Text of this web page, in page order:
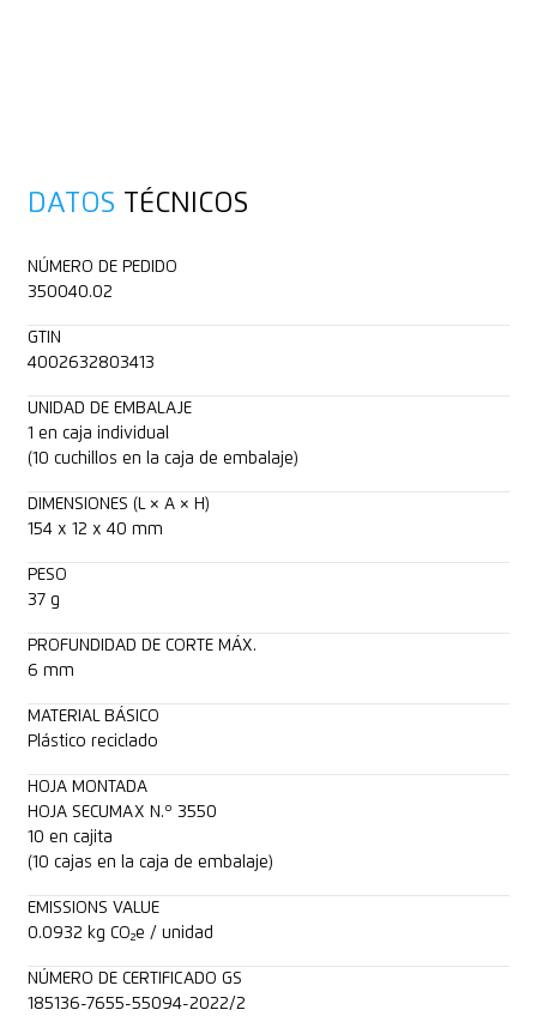
DATOS TÉCNICOS
NÚMERO DE PEDIDO
350040.02
GTIN
4002632803413
UNIDAD DE EMBALAJE
1 en caja individual
(10 cuchillos en la caja de embalaje)
DIMENSIONES (L × A × H)
154 x 12 x 40 mm
PESO
37 g
PROFUNDIDAD DE CORTE MÁX.
6 mm
MATERIAL BÁSICO
Plástico reciclado
HOJA MONTADA
HOJA SECUMAX N.º 3550
10 en cajita
(10 cajas en la caja de embalaje)
EMISSIONS VALUE
0.0932 kg CO₂e / unidad
NÚMERO DE CERTIFICADO GS
185136-7655-55094-2022/2